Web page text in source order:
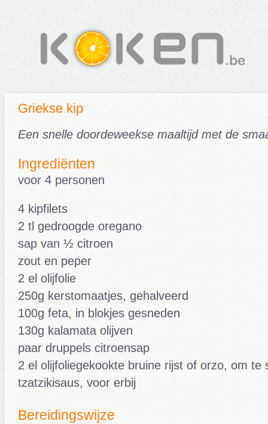
Griekse kip
Een snelle doordeweekse maaltijd met de
Ingrediënten
voor 4 personen
4 kipfilets
2 tl gedroogde oregano
sap van ½ citroen
zout en peper
2 el olijfolie
250g kerstomaatjes, gehalveerd
100g feta, in blokjes gesneden
130g kalamata olijven
paar druppels citroensap
2 el olijfoliegekookte bruine rijst of orzo, om te
tzatzikisaus, voor erbij
Bereidingswijze